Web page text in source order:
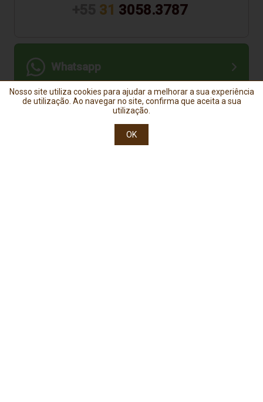
31 3058.3787
Whatsapp
Horário de atendimento:
Segunda à Sexta das 8:00 às 17:00
Nosso site utiliza cookies para ajudar a melhorar a sua experiência
de utilização. Ao navegar no site, confirma que aceita a sua
utilização.
OK